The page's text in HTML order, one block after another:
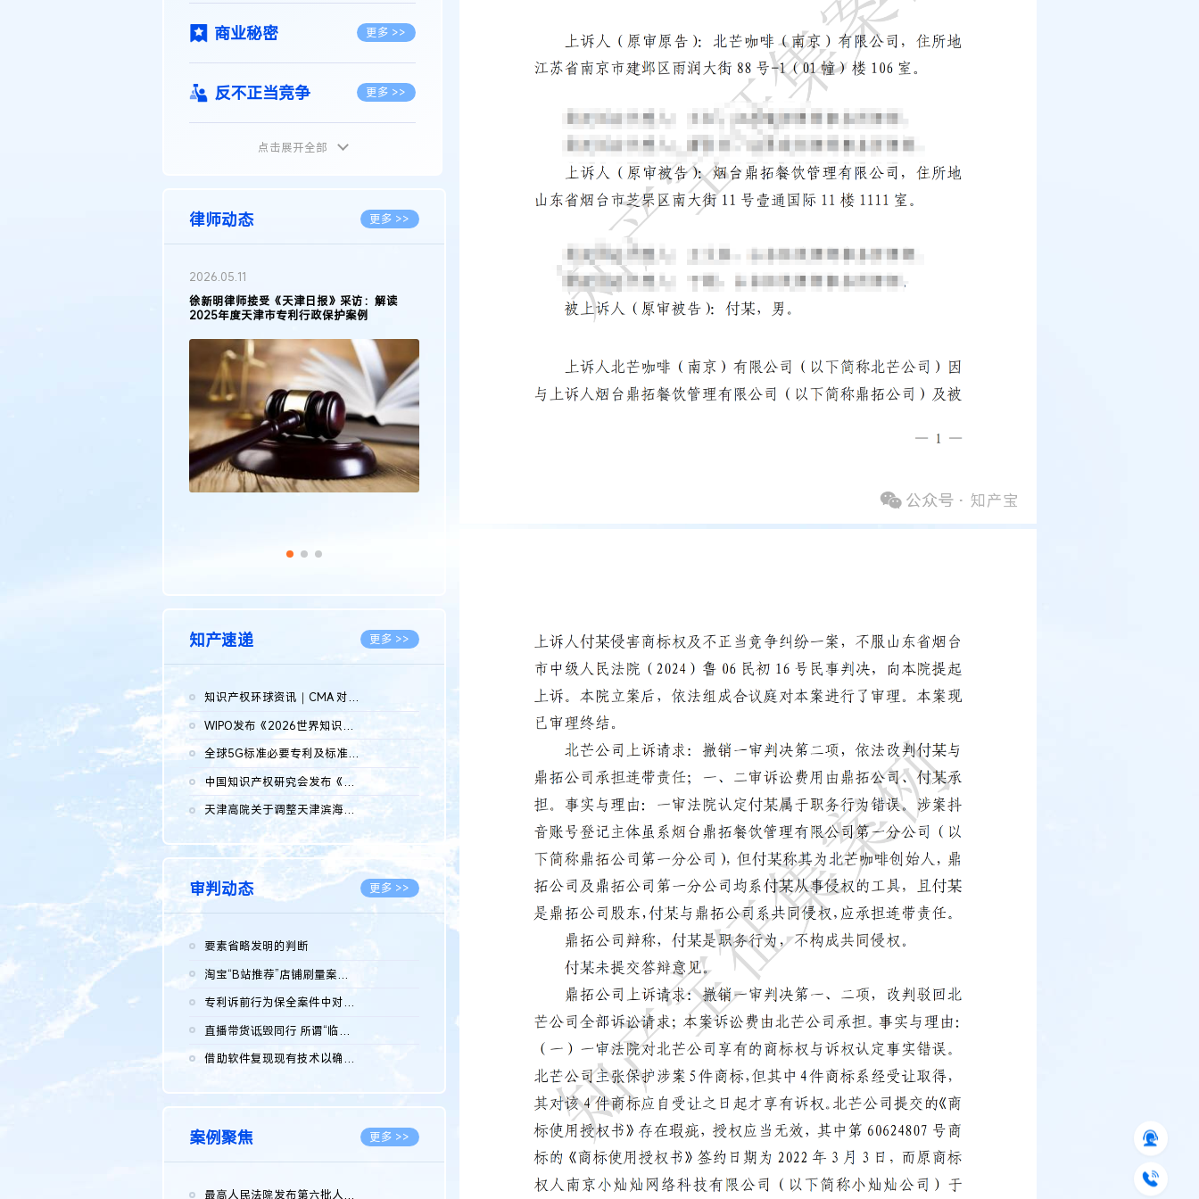
商业秘密 更多 >>
反不正当竞争 更多 >>
植物新品种
地理标志 更多 >>
集成电路布图设计
传统文化 更多 >>
点击展开全部
律师动态 更多 >>
2026.05.11
徐新明律师接受《天津日报》采访：解读
2025年度天津市专利行政保护案例
著名知识产权律师徐新明接受《中国经营
报》采访：技术革新下知识产权保护面临新
2026.02.10
徐新明律师经典案例：刘某与西安某生物科
技有限公司技术合作开发合同纠纷案
知产速递 更多 >>
知识产权环球资讯｜CMA 对微软发起调查；批量搬运二手平台数据构...
WIPO发布《2026世界知识产权报告》 含报告全文
全球5G标准必要专利及标准提案研究报告（2026年）全文发布
中国知识产权研究会发布《2025年度中国企业海外知识产权纠纷调查...
2026.08.07
天津高院关于调整天津滨海高新技术产业开发区华苑科技园一审普通...
2026.08.07
审判动态 更多 >>
要素省略发明的判断
淘宝“B站推荐”店铺刷量案维持原判，两被告连带赔偿150万元
专利诉前行为保全案件中对仿制药申请人曾作出三类声明的考量及违...
直播带货诋毁同行 所谓“临场发挥”不免责
借助软件复现现有技术以确认相关参数特征是否被公开
案例聚焦 更多 >>
最高人民法院发布第六批人民法院种业知识产权司法保护典型案例 含...